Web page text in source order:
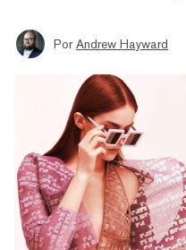
Por Andrew Hayward